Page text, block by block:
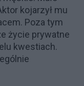
kojarzył mu
Poza tym
życie prywatne
kwestiach.